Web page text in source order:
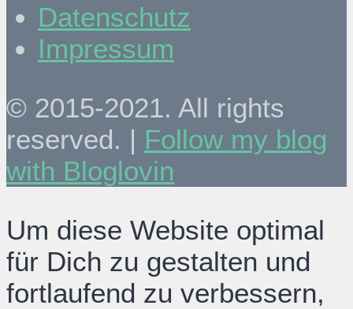
Datenschutz
Impressum
© 2015-2021. All rights
reserved. | Follow my blog
with Bloglovin
Um diese Website optimal
für Dich zu gestalten und
fortlaufend zu verbessern,